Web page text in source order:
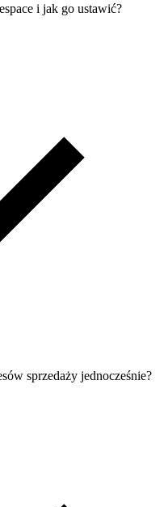
i jak go ustawić?
sprzedaży jednocześnie?